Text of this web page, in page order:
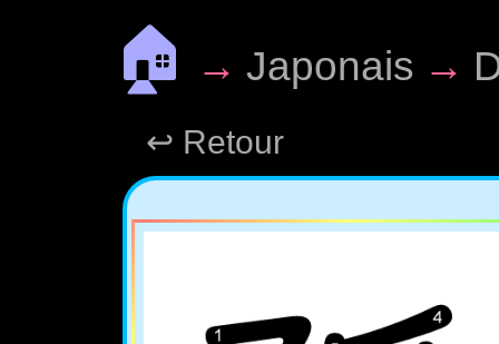
🏠 → Japonais →
↩ Retour